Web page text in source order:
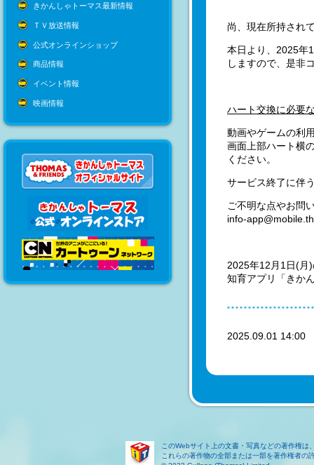
きかんしゃトーマス最新情報
ＴＶ放送情報
公式オンラインショップ
商品情報
イベント情報
映画情報
尚、現在所持され
本日より、2025年
しますので、是非
ハート交換に必要
動画やゲームの利
画面上部ハート横
ください。
サービス終了に伴
ご不明な点やお問
info-
2025年12月1日(月
知育アプリ「きか
2025.09.01
このWebサイト上の文書・写真などの著作権
これらの著作物の全部または一部を著作権者の